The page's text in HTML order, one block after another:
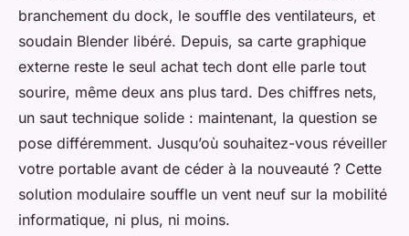
branchement du dock, le souffle des ventilateurs, et
soudain Blender libéré. Depuis, sa carte graphique
externe reste le seul achat tech dont elle parle tout
sourire, même deux ans plus tard. Des chiffres nets,
un saut technique solide : maintenant, la question se
pose différemment. Jusqu’où souhaitez-vous réveiller
votre portable avant de céder à la nouveauté ? Cette
solution modulaire souffle un vent neuf sur la mobilité
informatique, ni plus, ni moins.